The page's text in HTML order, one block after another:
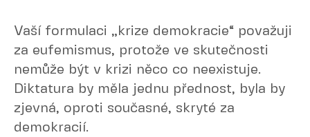
Vaší formulaci „krize demokracie“ považuji
za eufemismus, protože ve skutečnosti
nemůže být v krizi něco co neexistuje.
Diktatura by měla jednu přednost, byla by
zjevná, oproti současné, skryté za
demokracií.